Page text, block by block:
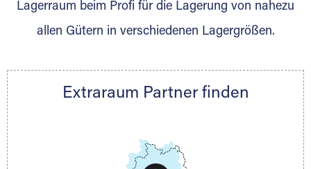
Nachricht.
Telefon:+49 6145 5442 - 404
DMG Aktiengesellschaft
Lagerraum beim Profi für die Lagerung von nahezu
allen Gütern in verschiedenen Lagergrößen.
Extraraum Partner finden